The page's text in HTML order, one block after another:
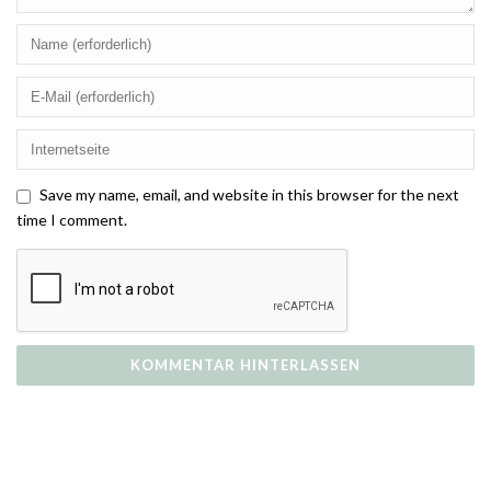
Save my name, email, and website in this browser for the next
time I comment.